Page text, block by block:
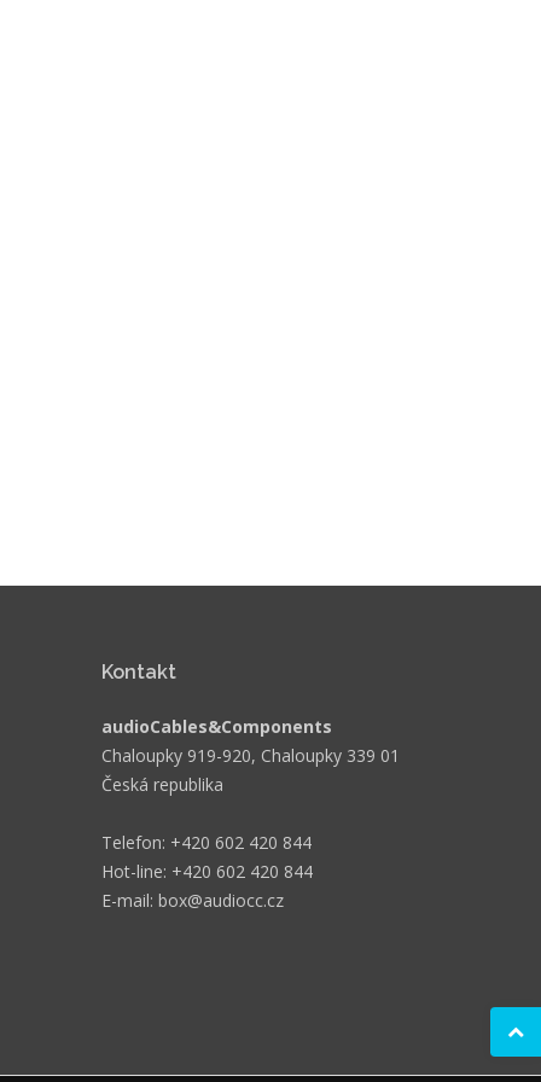
Kontakt
audioCables&Components
Chaloupky 919-920, Chaloupky 339 01
Česká republika
Telefon: +420 602 420 844
Hot-line: +420 602 420 844
E-mail: box@audiocc.cz